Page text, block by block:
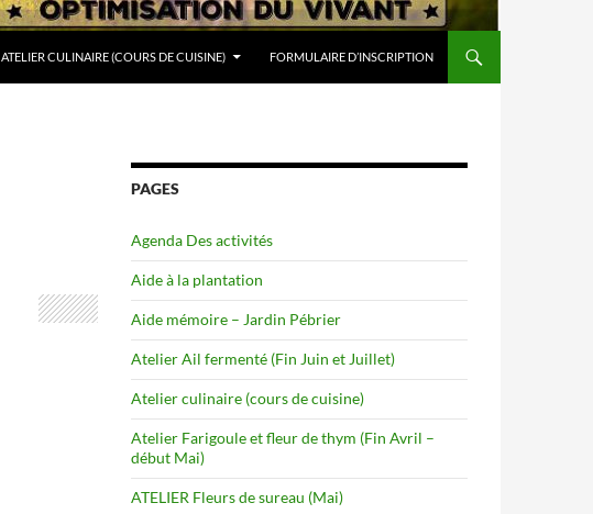
ATELIER CULINAIRE (COURS DE CUISINE) FORMULAIRE D’INSCRIPTION
PAGES
Agenda Des activités
Aide à la plantation
Aide mémoire – Jardin Pébrier
Atelier Ail fermenté (Fin Juin et Juillet)
Atelier culinaire (cours de cuisine)
Atelier Farigoule et fleur de thym (Fin Avril –
début Mai)
ATELIER Fleurs de sureau (Mai)